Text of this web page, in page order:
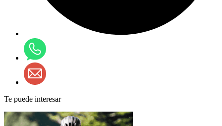
Te puede interesar